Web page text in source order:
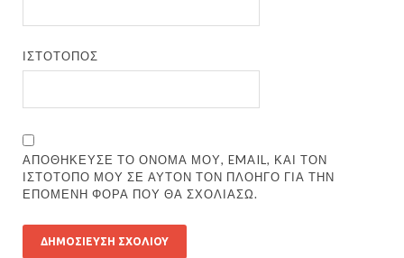
ΙΣΤΌΤΟΠΟΣ
ΑΠΟΘΉΚΕΥΣΕ ΤΟ ΌΝΟΜΆ ΜΟΥ, EMAIL, ΚΑΙ ΤΟΝ
ΙΣΤΌΤΟΠΟ ΜΟΥ ΣΕ ΑΥΤΌΝ ΤΟΝ ΠΛΟΗΓΌ ΓΙΑ ΤΗΝ
ΕΠΌΜΕΝΗ ΦΟΡΆ ΠΟΥ ΘΑ ΣΧΟΛΙΆΣΩ.